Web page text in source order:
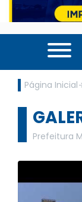
Página Inicial
Prefeitura